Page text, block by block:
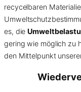
recycelbaren
es, die
gering wie möglich zu
den Mittelpunkt